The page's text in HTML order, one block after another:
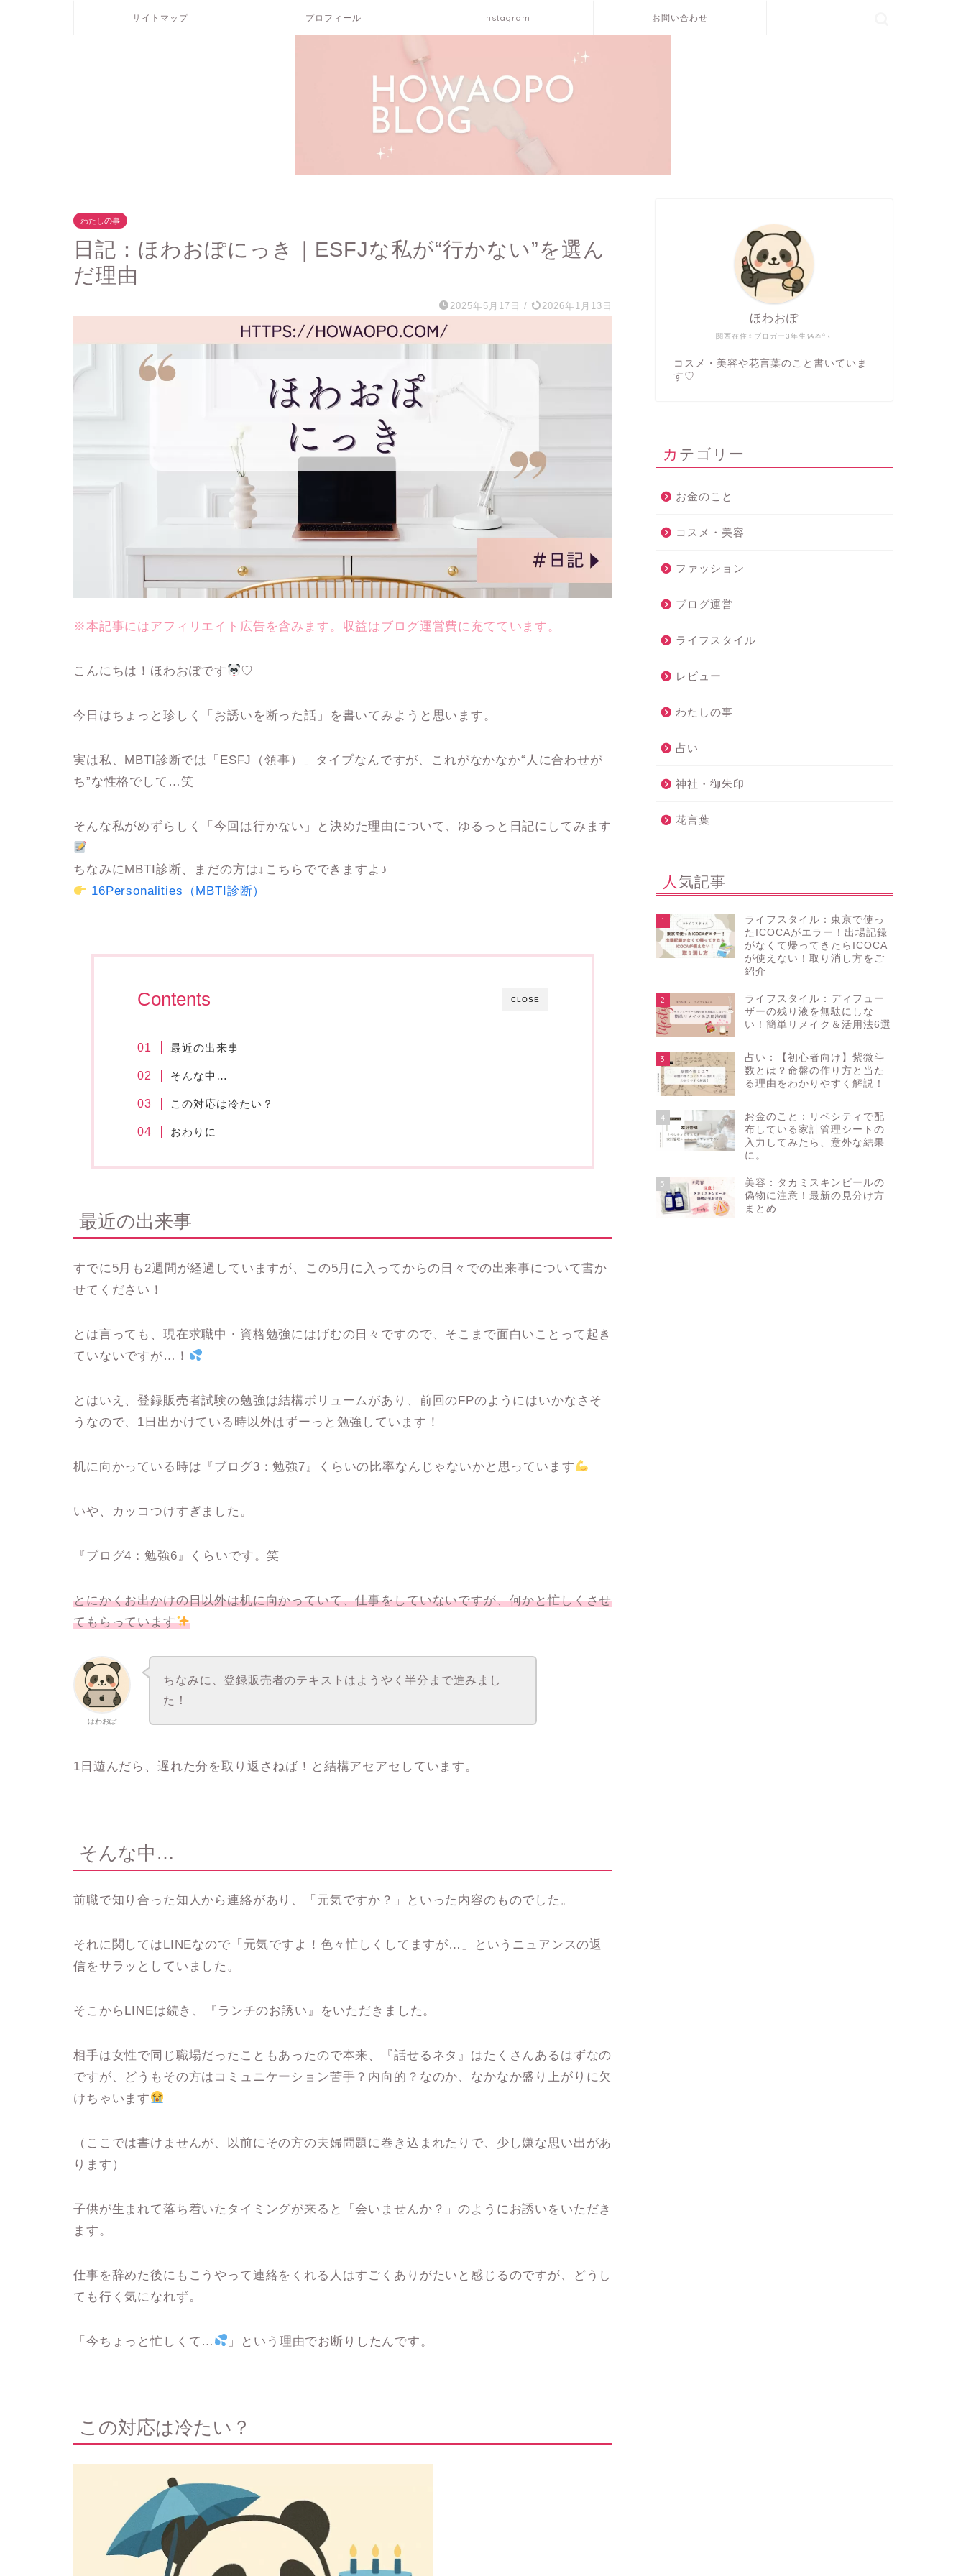
サイトマップ プロフィール Instagram お問い合わせ
わたしの事
日記：ほわおぽにっき｜ESFJな私が“行かない”を選ん
だ理由
2025年5月17日 / 2026年1月13日
※本記事にはアフィリエイト広告を含みます。収益はブログ運営費に充てています。
こんにちは！ほわおぽです ♡
今日はちょっと珍しく「お誘いを断った話」を書いてみようと思います。
実は私、MBTI診断では「ESFJ（領事）」タイプなんですが、これがなかなか“人に合わせが
ち”な性格でして…笑
そんな私がめずらしく「今回は行かない 」と決めた理由について、ゆるっと日記にしてみます
ちなみにMBTI診断、まだの方は↓こちらでできますよ♪
16Personalities（MBTI診断）
CLOSE
Contents
最近の出来事
そんな中…
この対応は冷たい？
おわりに
最近の出来事
すでに5月も2週間が経過していますが、この5月に入ってからの日々での出来事について書か
せてください！
とは言っても、現在求職中・資格勉強にはげむの日々ですので、そこまで面白いことって起き
ていないですが…！
とはいえ、登録販売者試験の勉強は結構ボリュームがあり、前回のFPのようにはいかなさそ
うなので、1日出かけている時以外はずーっと勉強しています！
机に向かっている時は『 ブログ3：勉強7 』くらいの比率なんじゃないかと思っています
いや、カッコつけすぎました。
『 ブログ4：勉強6 』くらいです。笑
とにかくお出かけの日以外は机に向かっていて、仕事をしていないですが、何かと忙しくさせ
てもらっています
ほわおぽ
ちなみに、登録販売者のテキストはようやく半分まで進みまし
た！
1日遊んだら、遅れた分を取り返さねば！と結構アセアセしています。
そんな中…
前職で知り合った知人から連絡があり、「元気ですか？」といった内容のものでした。
それに関してはLINEなので「元気ですよ！色々忙しくしてますが…」というニュアンスの返
信をサラッとしていました。
そこからLINEは続き、『ランチのお誘い』をいただきました。
相手は女性で同じ職場だったこともあったので本来、『話せるネタ』はたくさんあるはずなの
ですが、どうもその方はコミュニケーション苦手？内向的？なのか、なかなか盛り上がりに欠
けちゃいます
（ここでは書けませんが、以前にその方の夫婦問題に巻き込まれたりで、少し嫌な思い出があ
ります）
子供が生まれて落ち着いたタイミングが来ると「会いませんか？」のようにお誘いをいただき
ます。
仕事を辞めた後にもこうやって連絡をくれる人はすごくありがたいと感じるのですが、どうし
ても行く気になれず。
「今ちょっと忙しくて… 」という理由でお断りしたんです。
この対応は冷たい？
関西在住♀ブロガー3年生ᝰ✍︎꙳⋆
ほわおぽ
コスメ・美容や花言葉のこと書いていま
す♡
カテゴリー
お金のこと
コスメ・美容
ファッション
ブログ運営
ライフスタイル
レビュー
わたしの事
占い
神社・御朱印
花言葉
人気記事
1
ライフスタイル：東京で使っ
たICOCAがエラー！出場記録
がなくて帰ってきたらICOCA
が使えない！取り消し方をご
紹介
2
ライフスタイル：ディフュー
ザーの残り液を無駄にしな
い！簡単リメイク＆活用法6選
3
占い：【初心者向け】紫微斗
数とは？命盤の作り方と当た
る理由をわかりやすく解説！
4
お金のこと：リベシティで配
布している家計管理シートの
入力してみたら、意外な結果
に。
5
美容：タカミスキンピールの
偽物に注意！最新の見分け方
まとめ